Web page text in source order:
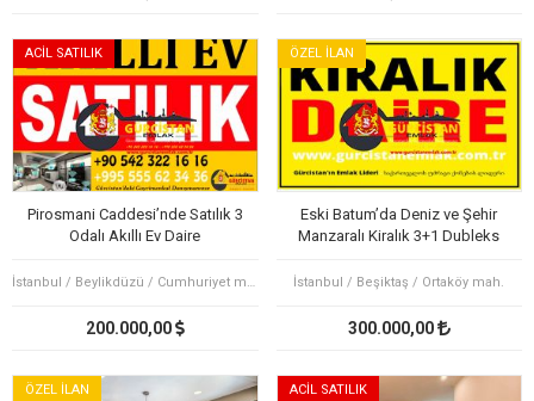
ACİL SATILIK
Pirosmani Caddesi’nde Satılık 3
Odalı Akıllı Ev Daire
200.000,00
ÖZEL İLAN
Eski Batum’da Deniz ve Şehir
Manzaralı Kiralık 3+1 Dubleks
İstanbul / Beşiktaş / Ortaköy mah.
300.000,00
ÖZEL İLAN ACİL SATILIK